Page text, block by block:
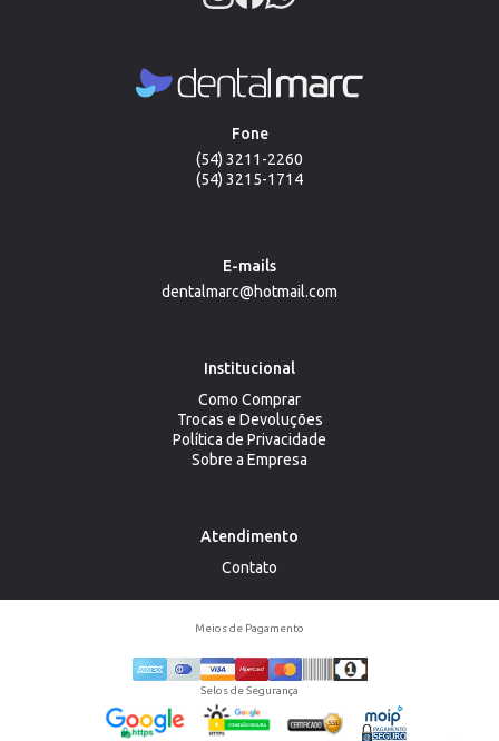
Fone
(54) 3211-2260
(54) 3215-1714
E-mails
dentalmarc@hotmail.com
Institucional
Como Comprar
Trocas e Devoluções
Política de Privacidade
Sobre a Empresa
Atendimento
Contato
Meios de Pagamento
Selos de Segurança